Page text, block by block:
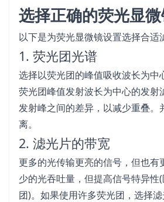
选择正确的荧光显
以下是为荧光显微镜设置选择合适
1. 荧光团光谱
选择以荧光团的峰值吸收波长为中
荧光团峰值发射波长为中心的发射
发射峰之间的差异，以减少重叠。
离。
2. 滤光片的带宽
更多的光传输更亮的信号，但也有
少的光吞吐量，但提高信号特异性
团)。如果使用许多荧光团，选择